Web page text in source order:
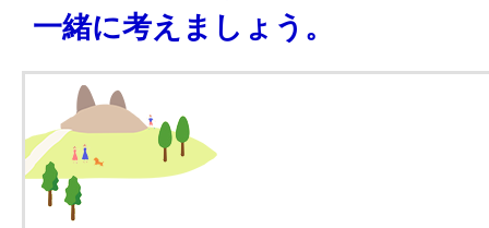
一緒に考えましょう。